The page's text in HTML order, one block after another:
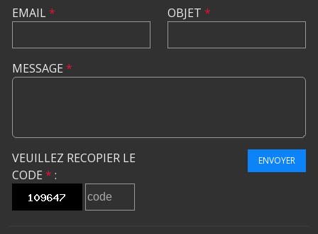
EMAIL* OBJET *
MESSAGE *
VEUILLEZ RECOPIER LE
CODE * :
ENVOYER